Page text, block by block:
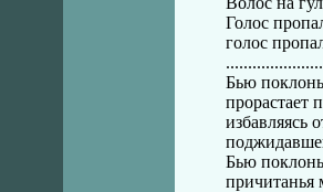
Голос
голос
Бью
прорастает
избавляясь
Бью
причитанья